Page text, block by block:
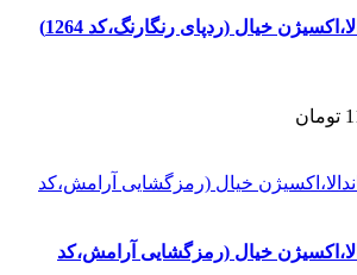
خیال (ردپای رنگارنگ،کد 1264)
خیال (رمزگشایی آرامش،کد